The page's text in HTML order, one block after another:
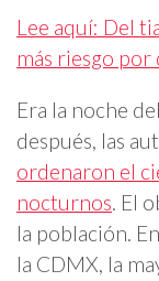
Lee aquí: Del
más riesgo por
Era la noche
después, las
ordenaron el
nocturnos. El
la población.
la CDMX, la